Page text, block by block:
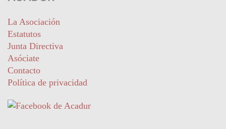
La Asociación
Estatutos
Junta Directiva
Asóciate
Contacto
Política de privacidad